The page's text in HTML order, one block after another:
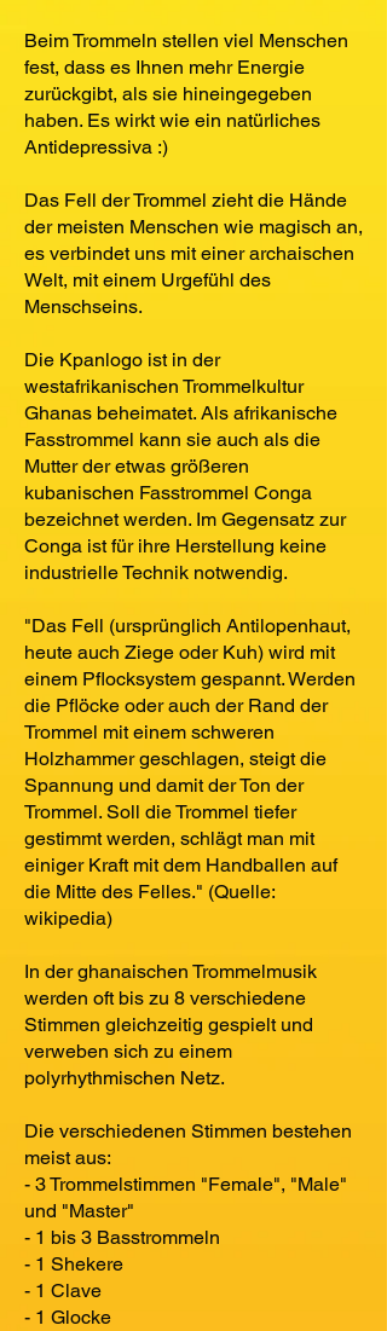
Beim Trommeln stellen viel Menschen
fest, dass es Ihnen mehr Energie
zurückgibt, als sie hineingegeben
haben. Es wirkt wie ein natürliches
Antidepressiva :)
Das Fell der Trommel zieht die Hände
der meisten Menschen wie magisch an,
es verbindet uns mit einer archaischen
Welt, mit einem Urgefühl des
Menschseins.
Die Kpanlogo ist in der
westafrikanischen Trommelkultur
Ghanas beheimatet. Als afrikanische
Fasstrommel kann sie auch als die
Mutter der etwas größeren
kubanischen Fasstrommel Conga
bezeichnet werden. Im Gegensatz zur
Conga ist für ihre Herstellung keine
industrielle Technik notwendig.
"Das Fell (ursprünglich Antilopenhaut,
heute auch Ziege oder Kuh) wird mit
einem Pflocksystem gespannt. Werden
die Pflöcke oder auch der Rand der
Trommel mit einem schweren
Holzhammer geschlagen, steigt die
Spannung und damit der Ton der
Trommel. Soll die Trommel tiefer
gestimmt werden, schlägt man mit
einiger Kraft mit dem Handballen auf
die Mitte des Felles." (Quelle:
wikipedia)
In der ghanaischen Trommelmusik
werden oft bis zu 8 verschiedene
Stimmen gleichzeitig gespielt und
verweben sich zu einem
polyrhythmischen Netz.
Die verschiedenen Stimmen bestehen
meist aus:
- 3 Trommelstimmen "Female", "Male"
und "Master"
- 1 bis 3 Basstrommeln
- 1 Shekere
- 1 Clave
- 1 Glocke